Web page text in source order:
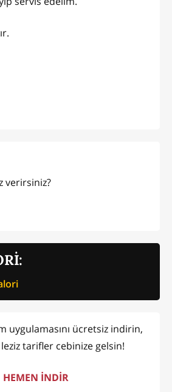
verirsiniz?
uygulamasını ücretsiz indirin,
tarifler cebinize gelsin!
HEMEN İNDİR